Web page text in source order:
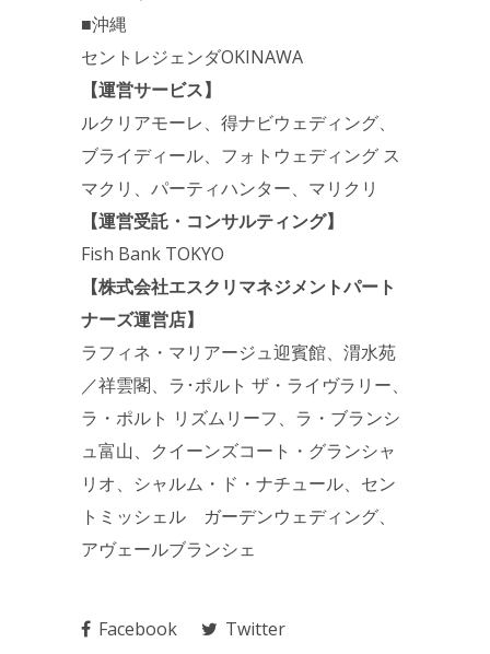
■沖縄
セントレジェンダOKINAWA
【運営サービス】
ルクリアモーレ、得ナビウェディング、
ブライディール、フォトウェディング ス
マクリ、パーティハンター、マリクリ
【運営受託・コンサルティング】
Fish Bank TOKYO
【株式会社エスクリマネジメントパート
ナーズ運営店】
ラフィネ・マリアージュ迎賓館、渭水苑
／祥雲閣、ラ･ポルト ザ・ライヴラリー、
ラ・ポルト リズムリーフ、ラ・ブランシ
ュ富山、クイーンズコート・グランシャ
リオ、シャルム・ド・ナチュール、セン
トミッシェル ガーデンウェディング、
アヴェールブランシェ
Facebook
Twitter